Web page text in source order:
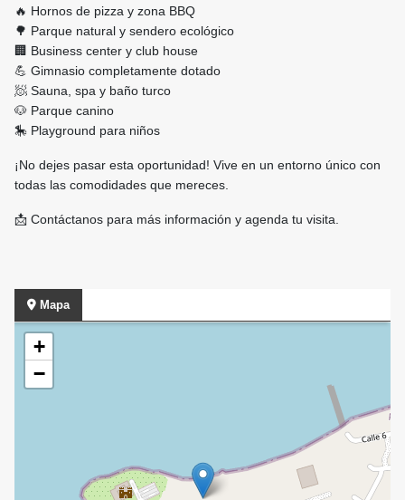
🔥 Hornos de pizza y zona BBQ
🌳 Parque natural y sendero ecológico
🏢 Business center y club house
💪 Gimnasio completamente dotado
🧖 Sauna, spa y baño turco
🐶 Parque canino
🎠 Playground para niños
¡No dejes pasar esta oportunidad! Vive en un entorno único con
todas las comodidades que mereces.
📩 Contáctanos para más información y agenda tu visita.
Mapa
+
−